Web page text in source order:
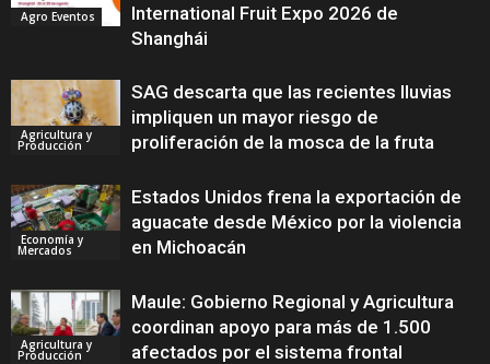
Agro Eventos
International Fruit Expo 2026 de
Shanghái
Agricultura y
Producción
SAG descarta que las recientes lluvias
impliquen un mayor riesgo de
proliferación de la mosca de la fruta
Economía y
Mercados
Estados Unidos frena la exportación de
aguacate desde México por la violencia
en Michoacán
Agricultura y
Producción
Maule: Gobierno Regional y Agricultura
coordinan apoyo para más de 1.500
afectados por el sistema frontal